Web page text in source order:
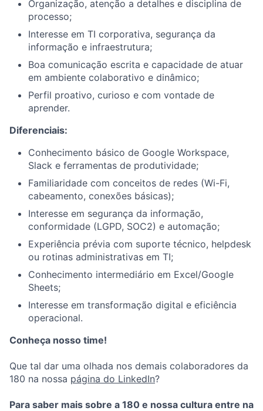
Organização, atenção a detalhes e disciplina de
processo;
Interesse em TI corporativa, segurança da
informação e infraestrutura;
Boa comunicação escrita e capacidade de atuar
em ambiente colaborativo e dinâmico;
Perfil proativo, curioso e com vontade de
aprender.
Diferenciais:
Conhecimento básico de Google Workspace,
Slack e ferramentas de produtividade;
Familiaridade com conceitos de redes (Wi-Fi,
cabeamento, conexões básicas);
Interesse em segurança da informação,
conformidade (LGPD, SOC2) e automação;
Experiência prévia com suporte técnico, helpdesk
ou rotinas administrativas em TI;
Conhecimento intermediário em Excel/Google
Sheets;
Interesse em transformação digital e eficiência
operacional.
Conheça nosso time!
Que tal dar uma olhada nos demais colaboradores da
180 na nossa página do LinkedIn?
Para saber mais sobre a 180 e nossa cultura entre na